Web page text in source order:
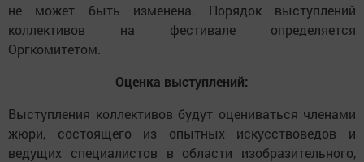
не может быть изменена. Порядок выступлений
коллективов на фестивале определяется
Оргкомитетом.
Оценка выступлений:
Выступления коллективов будут оцениваться членами
жюри, состоящего из опытных искусствоведов и
ведущих специалистов в области изобразительного,